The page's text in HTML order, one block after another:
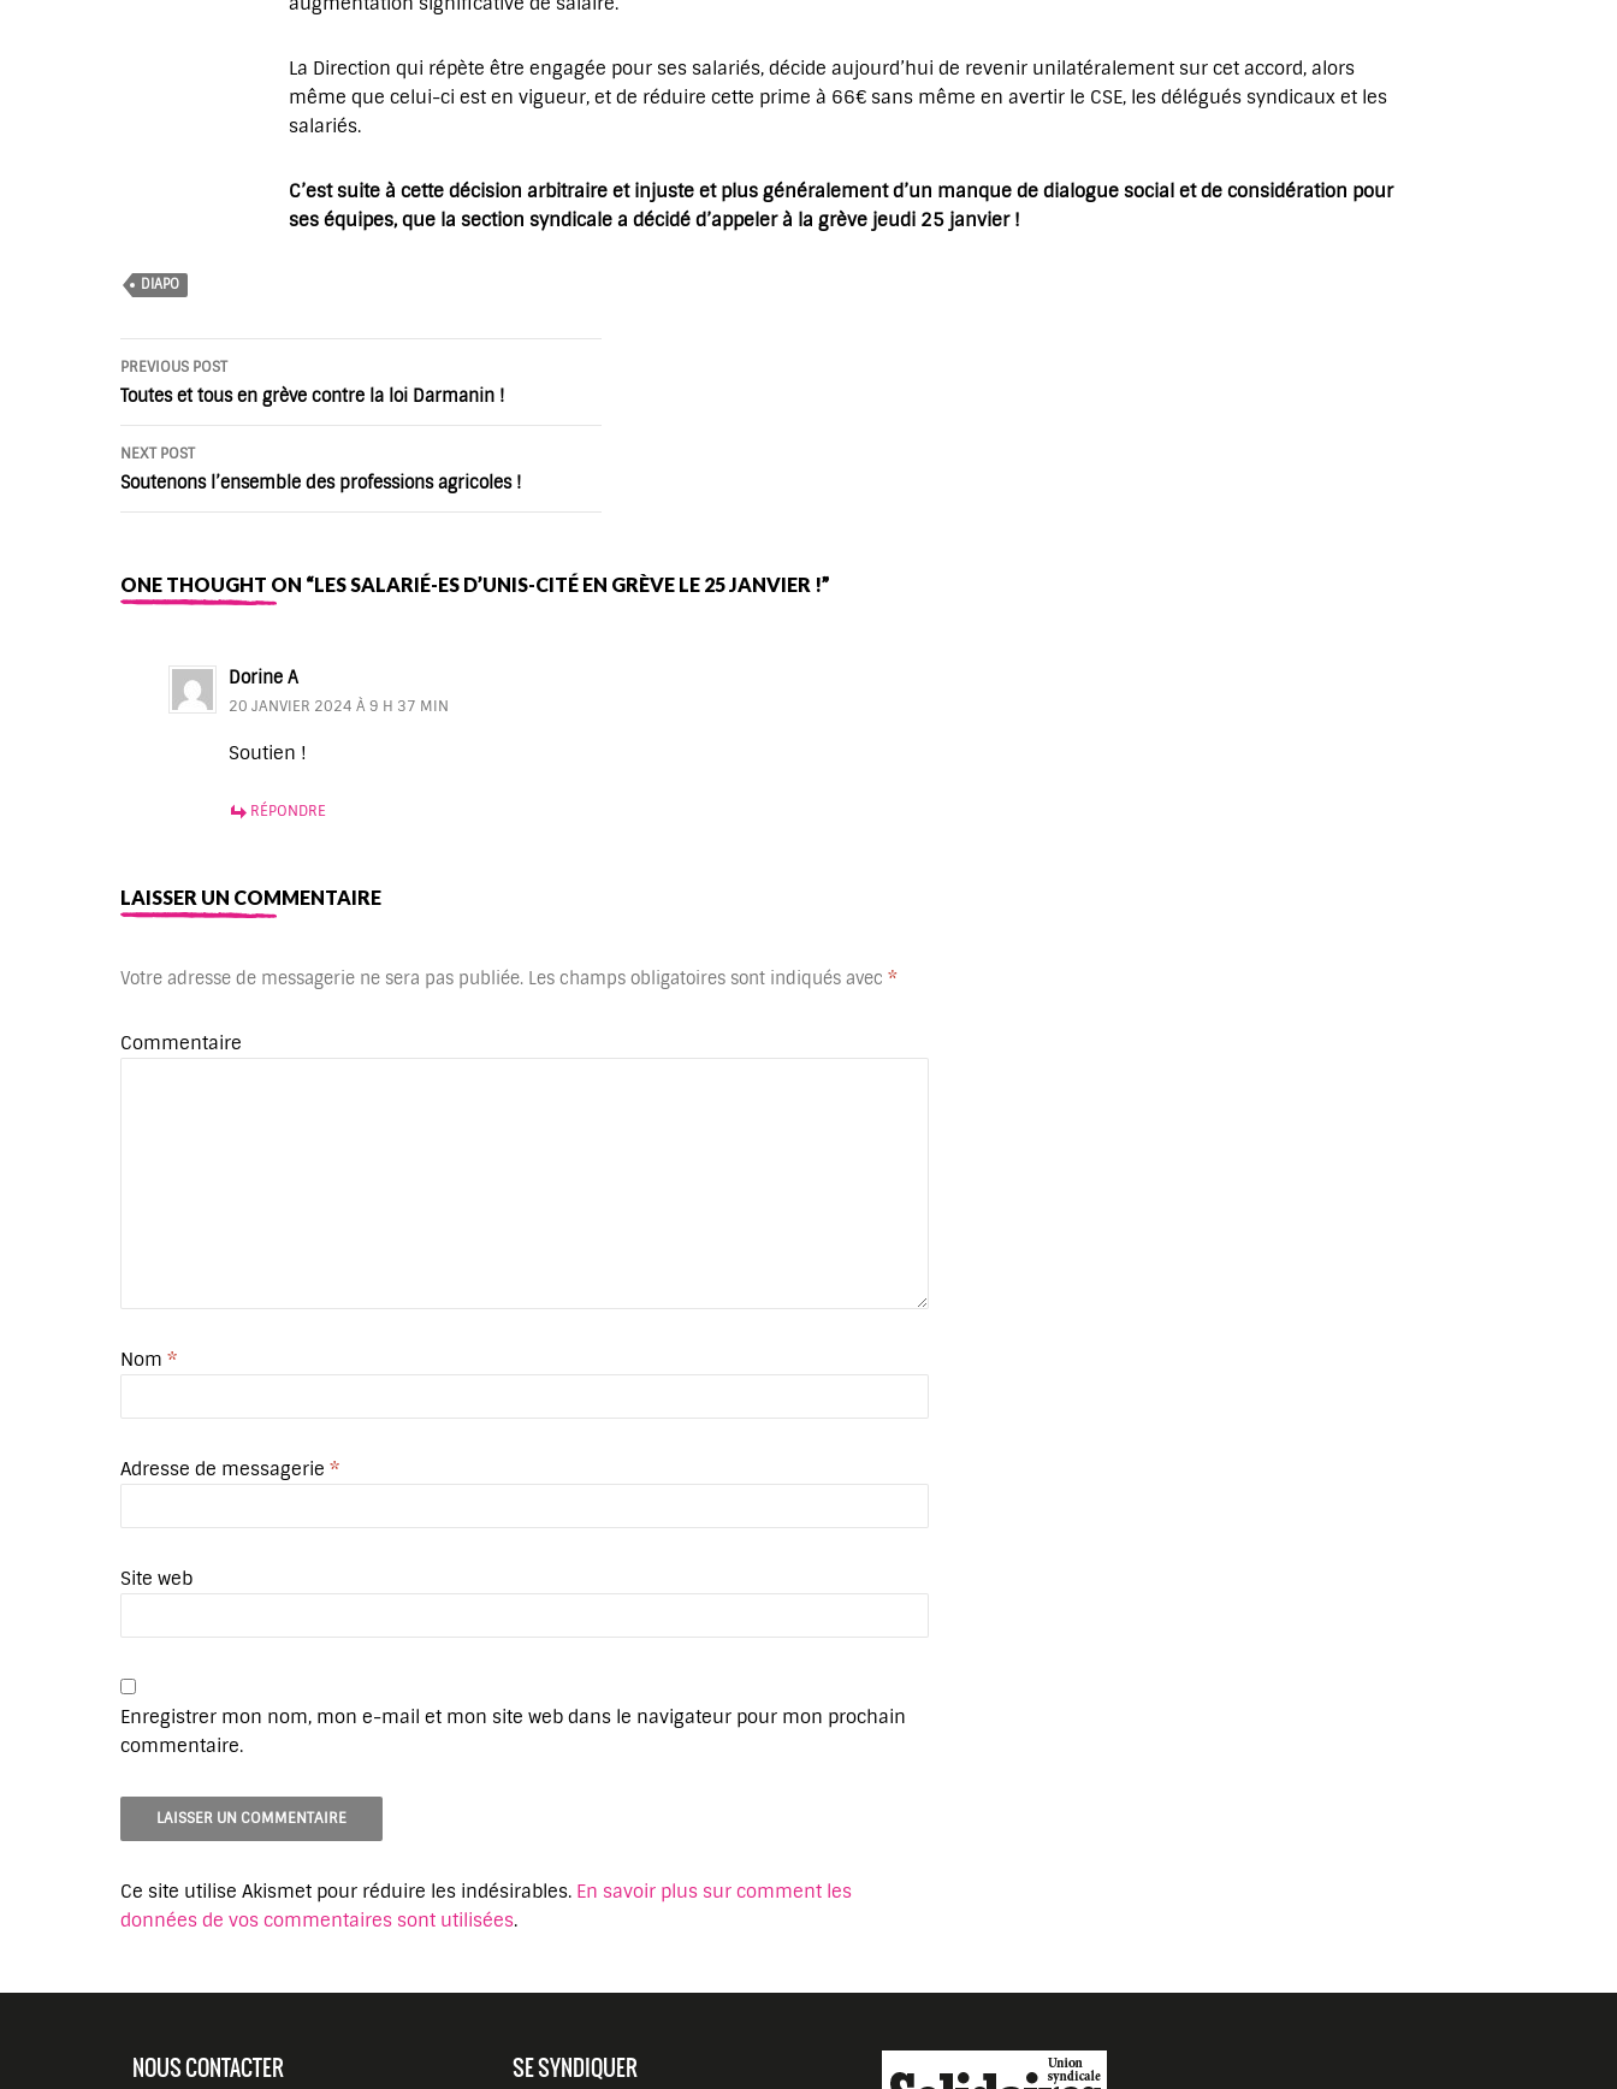
La Direction qui répète être engagée pour ses salariés, décide aujourd’hui de revenir unilatéralement sur cet accord, alors
même que celui-ci est en vigueur, et de réduire cette prime à 66€ sans même en avertir le CSE, les délégués syndicaux et les
salariés.
C’est suite à cette décision arbitraire et injuste et plus généralement d’un manque de dialogue social et de considération pour
ses équipes, que la section syndicale a décidé d’appeler à la grève jeudi 25 janvier !
DIAPO
Post
navigation
PREVIOUS POST
Toutes et tous en grève contre la loi Darmanin !
NEXT POST
Soutenons l’ensemble des professions agricoles !
ONE THOUGHT ON “LES SALARIÉ-ES D’UNIS-CITÉ EN GRÈVE LE 25 JANVIER !”
Dorine A
20 JANVIER 2024 À 9 H 37 MIN
Soutien !
RÉPONDRE
LAISSER UN COMMENTAIRE
Votre adresse de messagerie ne sera pas publiée. Les champs obligatoires sont indiqués avec *
Commentaire
Nom *
Adresse de messagerie *
Site web
Enregistrer mon nom, mon e-mail et mon site web dans le navigateur pour mon prochain
commentaire.
Ce site utilise Akismet pour réduire les indésirables. En savoir plus sur comment les
données de vos commentaires sont utilisées.
NOUS CONTACTER SE SYNDIQUER